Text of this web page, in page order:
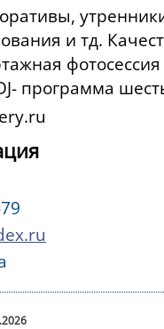
и тд.
программа